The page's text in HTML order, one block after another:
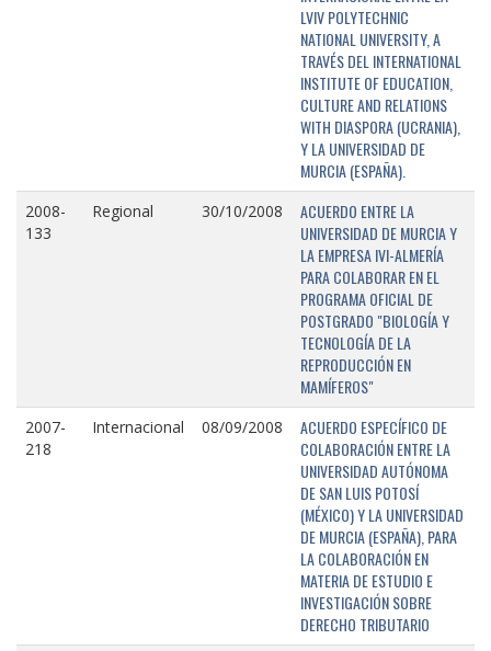
LVIV POLYTECHNIC
NATIONAL UNIVERSITY, A
TRAVÉS DEL INTERNATIONAL
INSTITUTE OF EDUCATION,
CULTURE AND RELATIONS
WITH DIASPORA (UCRANIA),
Y LA UNIVERSIDAD DE
MURCIA (ESPAÑA).
2008-
133
Regional 30/10/2008
ACUERDO ENTRE LA
UNIVERSIDAD DE MURCIA Y
LA EMPRESA IVI-ALMERÍA
PARA COLABORAR EN EL
PROGRAMA OFICIAL DE
POSTGRADO "BIOLOGÍA Y
TECNOLOGÍA DE LA
REPRODUCCIÓN EN
MAMÍFEROS"
2007-
218
Internacional 08/09/2008
ACUERDO ESPECÍFICO DE
COLABORACIÓN ENTRE LA
UNIVERSIDAD AUTÓNOMA
DE SAN LUIS POTOSÍ
(MÉXICO) Y LA UNIVERSIDAD
DE MURCIA (ESPAÑA), PARA
LA COLABORACIÓN EN
MATERIA DE ESTUDIO E
INVESTIGACIÓN SOBRE
DERECHO TRIBUTARIO